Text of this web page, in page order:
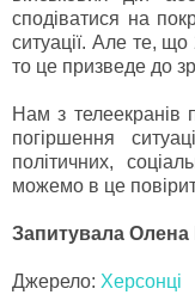
сподіватися на
ситуації. Але те,
то це призведе до
Нам з телеекранів
погіршення
політичних,
можемо в це
Запитувала
Джерело: Херсонці